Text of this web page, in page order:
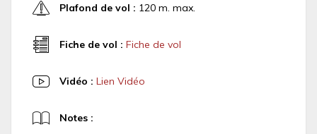
Plafond de vol : 120 m. max.
Fiche de vol : Fiche de vol
Vidéo : Lien Vidéo
Notes :